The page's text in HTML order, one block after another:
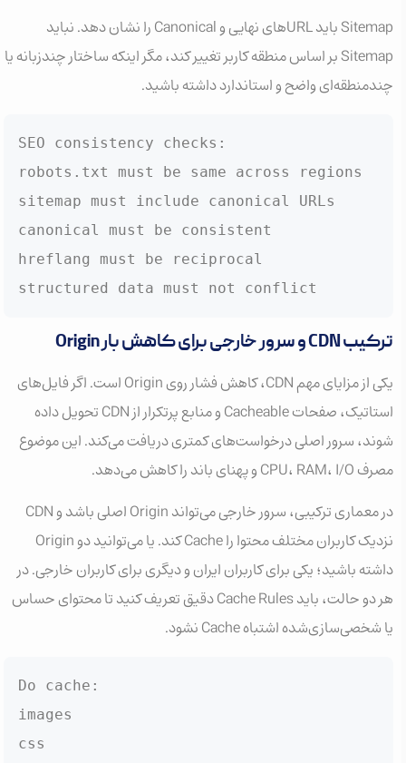
Sitemap باید URLهای نهایی و Canonical را نشان دهد. نباید
Sitemap بر اساس منطقه کاربر تغییر کند، مگر اینکه ساختار چندزبانه یا
چندمنطقه‌ای واضح و استاندارد داشته باشید.
SEO consistency checks:
robots.txt must be same across regions
sitemap must include canonical URLs
canonical must be consistent
hreflang must be reciprocal
structured data must not conflict
ترکیب CDN و سرور خارجی برای کاهش بار Origin
یکی از مزایای مهم CDN، کاهش فشار روی Origin است. اگر فایل‌های
استاتیک، صفحات Cacheable و منابع پرتکرار از CDN تحویل داده
شوند، سرور اصلی درخواست‌های کمتری دریافت می‌کند. این موضوع
مصرف CPU، RAM، I/O و پهنای باند را کاهش می‌دهد.
در معماری ترکیبی، سرور خارجی می‌تواند Origin اصلی باشد و CDN
نزدیک کاربران مختلف محتوا را Cache کند. یا می‌توانید دو Origin
داشته باشید؛ یکی برای کاربران ایران و دیگری برای کاربران خارجی. در
هر دو حالت، باید Cache Rules دقیق تعریف کنید تا محتوای حساس
یا شخصی‌سازی‌شده اشتباه Cache نشود.
Do cache:
images
css